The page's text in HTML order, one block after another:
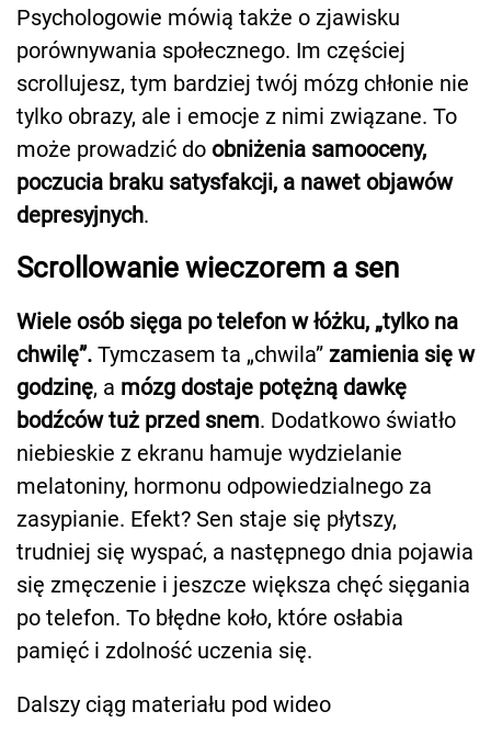
Psychologowie mówią także o zjawisku
porównywania społecznego. Im częściej
scrollujesz, tym bardziej twój mózg chłonie nie
tylko obrazy, ale i emocje z nimi związane. To
może prowadzić do obniżenia samooceny,
poczucia braku satysfakcji, a nawet objawów
depresyjnych.
Scrollowanie wieczorem a sen
Wiele osób sięga po telefon w łóżku, „tylko na
chwilę”. Tymczasem ta „chwila” zamienia się w
godzinę, a mózg dostaje potężną dawkę
bodźców tuż przed snem. Dodatkowo światło
niebieskie z ekranu hamuje wydzielanie
melatoniny, hormonu odpowiedzialnego za
zasypianie. Efekt? Sen staje się płytszy,
trudniej się wyspać, a następnego dnia pojawia
się zmęczenie i jeszcze większa chęć sięgania
po telefon. To błędne koło, które osłabia
pamięć i zdolność uczenia się.
Dalszy ciąg materiału pod wideo